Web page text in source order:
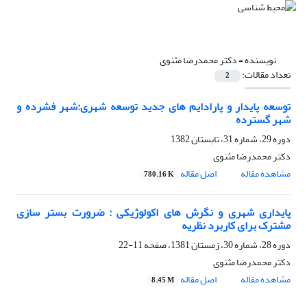
نویسنده =دکتر محمدرضا مثنوی
تعداد مقالات: 2
توسعه پایدار و پارادایم های جدید توسعه شهری:شهر فشرده و
شهر گسترده
دوره 29، شماره 31، تابستان 1382
دکتر محمدرضا مثنوی
مشاهده مقاله
اصل مقاله 780.16 K
پایداری شهری و نگرش های اکولوژیکی : ضرورت بستر سازی
مشترک برای کاربرد نظریه
دوره 28، شماره 30، زمستان 1381، صفحه
11-22
دکتر محمدرضا مثنوی
مشاهده مقاله
اصل مقاله 8.45 M